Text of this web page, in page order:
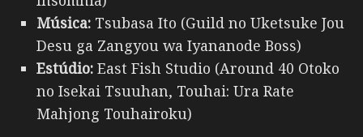
Música: Tsubasa Ito (Guild no Uketsuke Jou
Desu ga Zangyou wa Iyananode Boss)
Estúdio: East Fish Studio (Around 40 Otoko
no Isekai Tsuuhan, Touhai: Ura Rate
Mahjong Touhairoku)